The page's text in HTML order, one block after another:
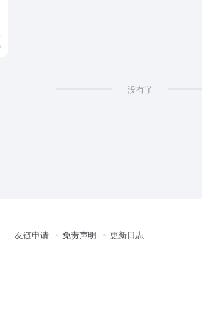
没有了
友链申请 免责声明 更新日志